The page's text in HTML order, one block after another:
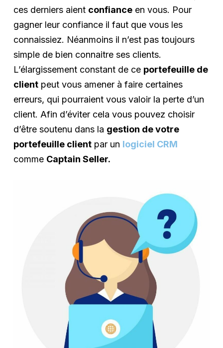
ces derniers aient confianceen vous. Pour
gagner leur confiance il faut que vous les
connaissiez. Néanmoins il n’est pas toujours
simple de bien connaitre ses clients.
L’élargissement constant de ce portefeuille de
clientpeut vous amener à faire certaines
erreurs, qui pourraient vous valoir la perte d’un
client. Afin d’éviter cela vous pouvez choisir
d’être soutenu dans la gestion de votre
portefeuille clientpar un logiciel CRM
comme Captain Seller.